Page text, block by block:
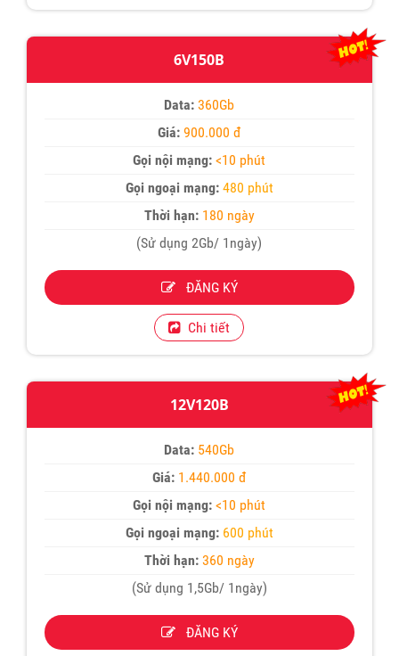
6V150B
Data: 360Gb
Giá:900.000 đ
Gọi nội mạng: <10 phút
Gọi ngoại mạng: 480 phút
Thời hạn:180 ngày
(Sử dụng 2Gb/ 1ngày)
ĐĂNG KÝ
Chi tiết
12V120B
Data: 540Gb
Giá: 1.440.000 đ
Gọi nội mạng: <10 phút
Gọi ngoại mạng: 600 phút
Thời hạn:360 ngày
(Sử dụng 1,5Gb/ 1ngày)
ĐĂNG KÝ